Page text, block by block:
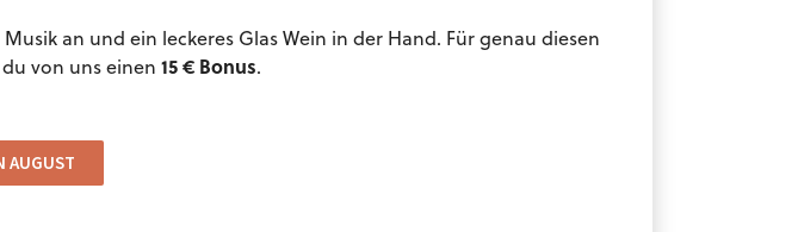
an und ein leckeres Glas Wein in der Hand. Für genau diesen
von uns einen 15 € Bonus.
AUGUST